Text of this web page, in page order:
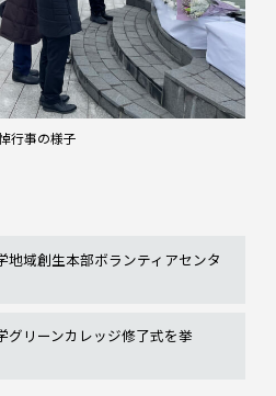
行事の様子
地域創生本部ボランティアセンタ
グリーンカレッジ修了式を挙